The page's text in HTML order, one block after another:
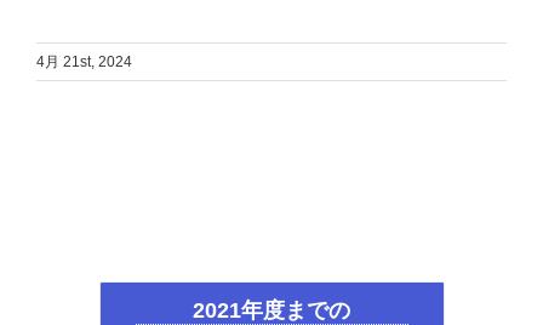
4月 21st, 2024
2021年度までの